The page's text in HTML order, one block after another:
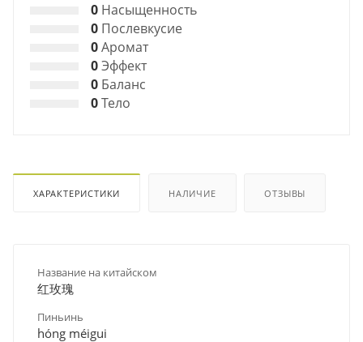
0 Насыщенность
0 Послевкусие
0Аромат
0Эффект
0 Баланс
0Тело
ХАРАКТЕРИСТИКИ НАЛИЧИЕ ОТЗЫВЫ
Название на китайском
红玫瑰
Пиньинь
hóng méigui